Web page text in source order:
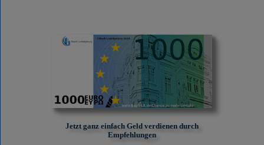
Jetzt ganz einfach Geld verdienen durch
Empfehlungen